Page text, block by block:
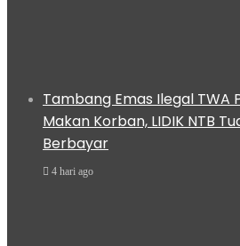
Tambang Emas Ilegal TWA
Makan Korban, LIDIK NTB
Berbayar
4 hari ago